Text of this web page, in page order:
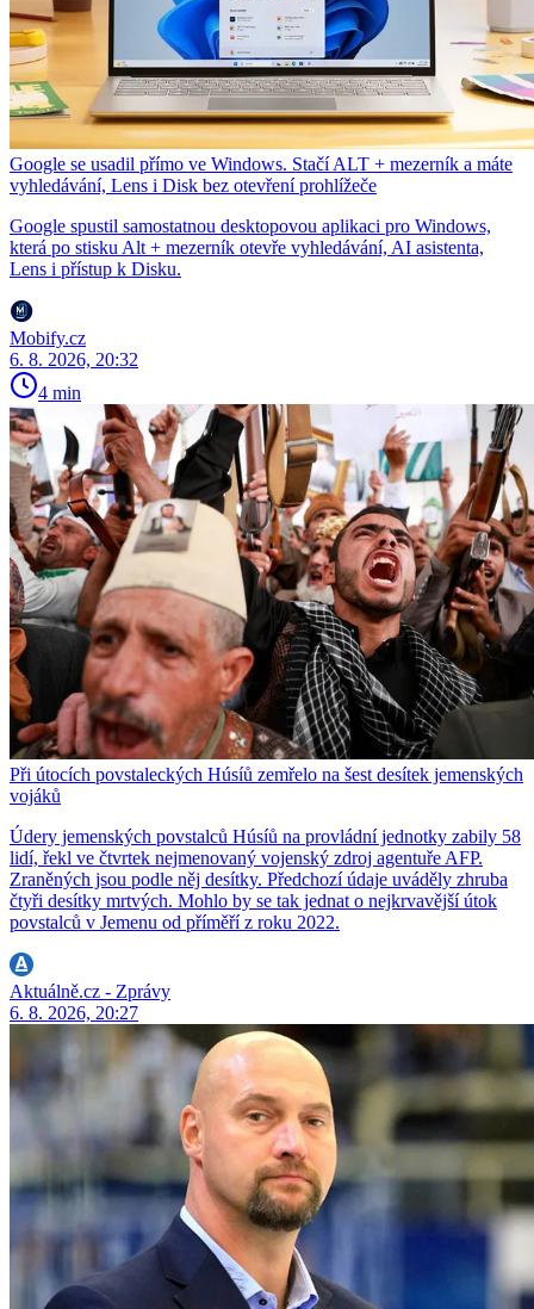
Google se usadil přímo ve Windows. Stačí ALT + mezerník a máte
vyhledávání, Lens i Disk bez otevření prohlížeče
Google spustil samostatnou desktopovou aplikaci pro Windows,
která po stisku Alt + mezerník otevře vyhledávání, AI asistenta,
Lens i přístup k Disku.
Mobify.cz
6. 8. 2026, 20:32
4 min
Při útocích povstaleckých Húsíů zemřelo na šest desítek jemenských
vojáků
Údery jemenských povstalců Húsíů na provládní jednotky zabily 58
lidí, řekl ve čtvrtek nejmenovaný vojenský zdroj agentuře AFP.
Zraněných jsou podle něj desítky. Předchozí údaje uváděly zhruba
čtyři desítky mrtvých. Mohlo by se tak jednat o nejkrvavější útok
povstalců v Jemenu od příměří z roku 2022.
Aktuálně.cz - Zprávy
6. 8. 2026, 20:27